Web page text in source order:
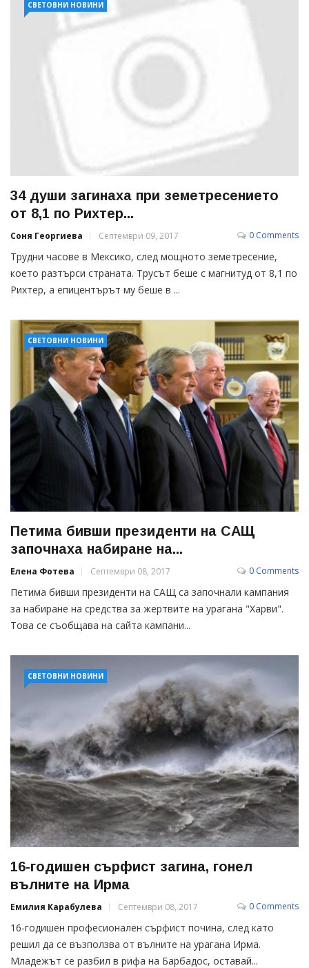
СВЕТОВНИ НОВИНИ
34 души загинаха при земетресението
от 8,1 по Рихтер...
Соня Георгиева Септември 09, 2017 0 Comments
Трудни часове в Мексико, след мощното земетресение,
което разтърси страната. Трусът беше с магнитуд от 8,1 по
Рихтер, а епицентърът му беше в ...
СВЕТОВНИ НОВИНИ
Петима бивши президенти на САЩ
започнаха набиране на...
Елена Фотева Септември 08, 2017 0 Comments
Петима бивши президенти на САЩ са започнали кампания
за набиране на средства за жертвите на урагана "Харви".
Това се съобщава на сайта кампани...
СВЕТОВНИ НОВИНИ
16-годишен сърфист загина, гонел
вълните на Ирма
Емилия Карабулева Септември 08, 2017 0 Comments
16-годишен професионален сърфист почина, след като
решил да се възползва от вълните на урагана Ирма.
Младежът се разбил в рифа на Барбадос, оставай...